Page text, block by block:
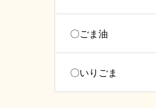
〇ごま油
〇いりごま